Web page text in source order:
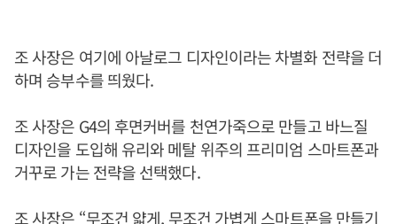
조 사장은 여기에 아날로그 디자인이라는 차별화 전략을 더
하며 승부수를 띄웠다.
조 사장은 G4의 후면커버를 천연가죽으로 만들고 바느질
디자인을 도입해 유리와 메탈 위주의 프리미엄 스마트폰과
거꾸로 가는 전략을 선택했다.
조 사장은 “무조건 얇게, 무조건 가볍게 스마트폰을 만들기